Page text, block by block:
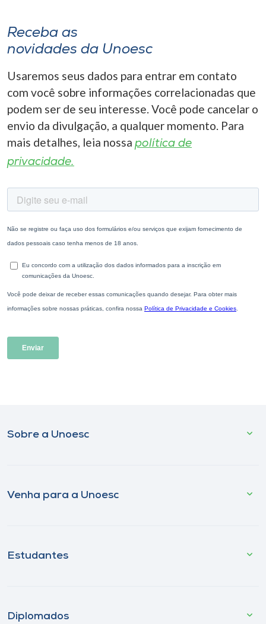
Receba as
novidades da Unoesc
Usaremos seus dados para entrar em contato
com você sobre informações correlacionadas que
podem ser de seu interesse. Você pode cancelar o
envio da divulgação, a qualquer momento. Para
mais detalhes, leia nossa política de
privacidade.
Sobre a Unoesc
Venha para a Unoesc
Estudantes
Diplomados